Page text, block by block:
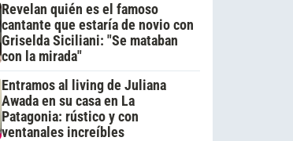
Revelan quién es el famoso
cantante que estaría de novio con
Griselda Siciliani: "Se mataban
con la mirada"
Entramos al living de Juliana
Awada en su casa en La
Patagonia: rústico y con
ventanales increíbles